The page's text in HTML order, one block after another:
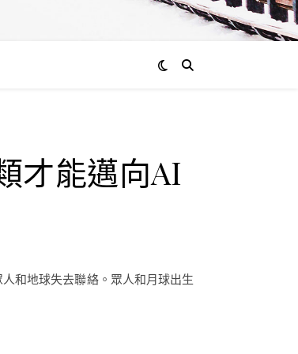
才能邁向AI
和地球失去聯絡。眾人和月球出生